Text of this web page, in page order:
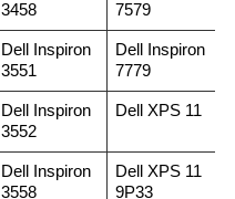
3458
7579
Dell Inspiron
3551
Dell Inspiron
7779
Dell Inspiron
3552
Dell XPS 11
Dell Inspiron
3558
Dell XPS 11
9P33